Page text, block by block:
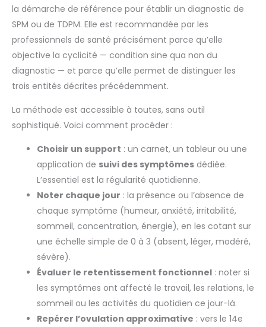
la démarche de référence pour établir un diagnostic de
SPM ou de TDPM. Elle est recommandée par les
professionnels de santé précisément parce qu’elle
objective la cyclicité — condition sine qua non du
diagnostic — et parce qu’elle permet de distinguer les
trois entités décrites précédemment.
La méthode est accessible à toutes, sans outil
sophistiqué. Voici comment procéder :
Choisir un support : un carnet, un tableur ou une
application de suivi des symptômes dédiée.
L’essentiel est la régularité quotidienne.
Noter chaque jour : la présence ou l’absence de
chaque symptôme (humeur, anxiété, irritabilité,
sommeil, concentration, énergie), en les cotant sur
une échelle simple de 0 à 3 (absent, léger, modéré,
sévère).
Évaluer le retentissement fonctionnel : noter si
les symptômes ont affecté le travail, les relations, le
sommeil ou les activités du quotidien ce jour-là.
Repérer l’ovulation approximative : vers le 14e